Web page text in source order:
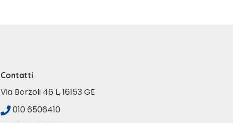
Contatti
Via Borzoli 46 L, 16153 GE
010 6506410